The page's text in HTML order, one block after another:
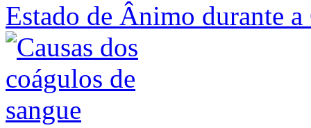
Estado de Ânimo durante